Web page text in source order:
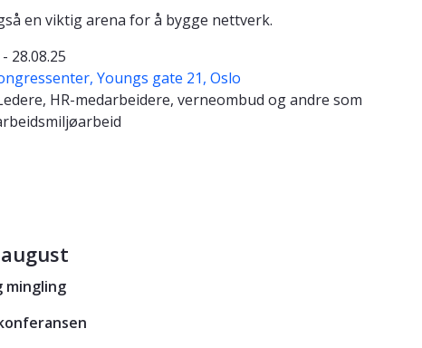
en viktig arena for å bygge nettverk.
28.08.25
Youngs gate 21, Oslo
HR-medarbeidere, verneombud og andre som
mingling